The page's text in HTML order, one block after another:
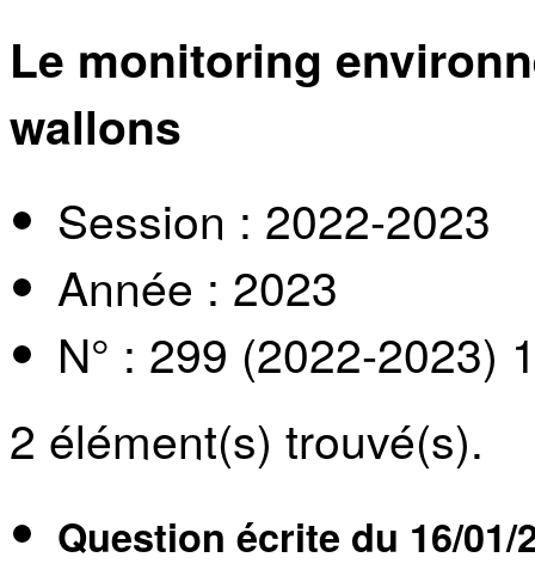
Le monitoring
wallons
Session : 2022-2023
Année : 2023
N° : 299 (2022-2023)
2 élément(s) trouvé(s).
Question écrite du 16/01/